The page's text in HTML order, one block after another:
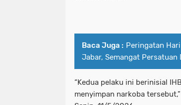
Baca Juga : Peringatan
Jabar, Semangat Persatuan
“Kedua pelaku ini berinisial
menyimpan narkoba